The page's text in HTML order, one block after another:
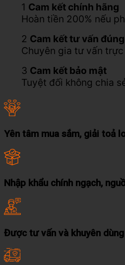
1 Cam kết chính hãng
Hoàn tiền 200% nếu
2 Cam kết tư vấn đúng
Chuyên gia tư vấn
3 Cam kết bảo mật
Tuyệt đối không chia
Yên tâm mua sắm, giải toả
Nhập khẩu chính ngạch,
Được tư vấn và khuyên